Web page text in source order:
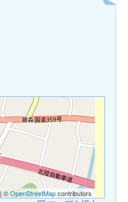
| ©OpenStreetMapcontributors